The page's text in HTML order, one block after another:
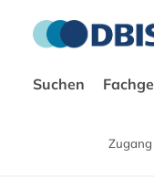
Suchen
Zugang